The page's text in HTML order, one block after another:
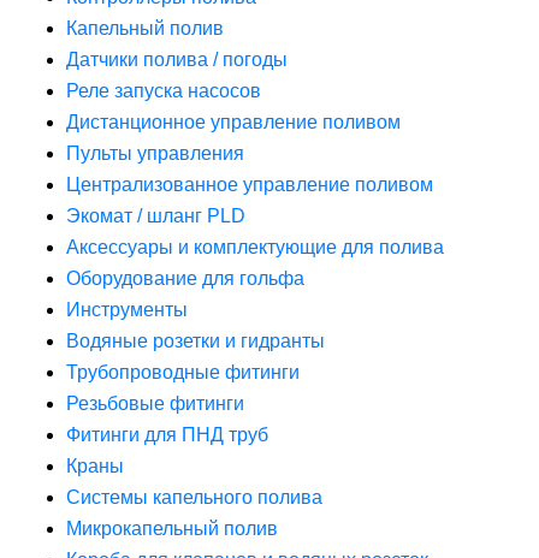
Капельный полив
Датчики полива / погоды
Реле запуска насосов
Дистанционное управление поливом
Пульты управления
Централизованное управление поливом
Экомат / шланг PLD
Аксессуары и комплектующие для полива
Оборудование для гольфа
Инструменты
Водяные розетки и гидранты
Трубопроводные фитинги
Резьбовые фитинги
Фитинги для ПНД труб
Краны
Системы капельного полива
Микрокапельный полив